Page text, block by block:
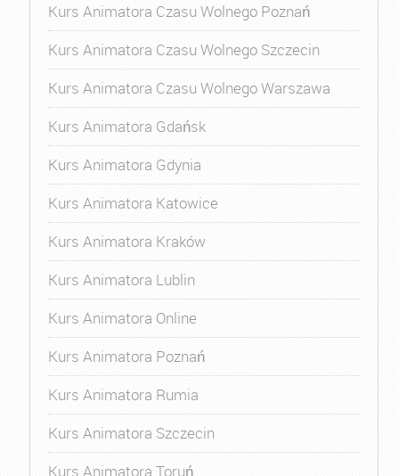
Kurs Animatora Czasu Wolnego Poznań
Kurs Animatora Czasu Wolnego Szczecin
Kurs Animatora Czasu Wolnego Warszawa
Kurs Animatora Gdańsk
Kurs Animatora Gdynia
Kurs Animatora Katowice
Kurs Animatora Kraków
Kurs Animatora Lublin
Kurs Animatora Online
Kurs Animatora Poznań
Kurs Animatora Rumia
Kurs Animatora Szczecin
Kurs Animatora Toruń